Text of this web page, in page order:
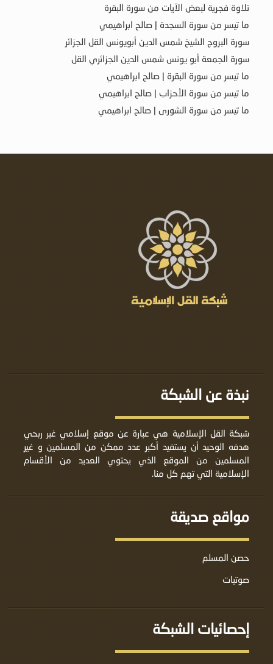
تلاوة فجرية لبعض الآيات من سورة البقرة
ما تيسر من سورة السجدة | صالح ابراهيمي
سورة البروج الشيخ شمس الدين أبويونس القل الجزائر
سورة الجمعة أبو يونس شمس الدين الجزائري القل
ما تيسر من سورة البقرة | صالح ابراهيمي
ما تيسر من سورة الأحزاب | صالح ابراهيمي
ما تيسر من سورة الشورى | صالح ابراهيمي
نبذة عن الشبكة
شبكة القل الإسلامية هي عبارة عن موقع إسلامي غير ربحي
هدفه الوحيد أن يستفيد أكبر عدد ممكن من المسلمين و غير
المسلمين من الموقع الذي يحتوي العديد من الأقسام
الإسلامية التي تهم كل منا.
مواقع صديقة
حصن المسلم
صوتيات
إحصائيات الشبكة